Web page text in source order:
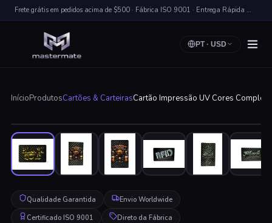
Frete grátis em pedidos acima de $500 · Fábrica ISO 9001 · Entrega Rápida Worldwide
PT· USD
InícioProdutosCartões & CarteirasCartão Impressão UV Cores
Qualidade Garantida
Envio Worldwide
Certificado ISO 9001
Direto da Fábrica